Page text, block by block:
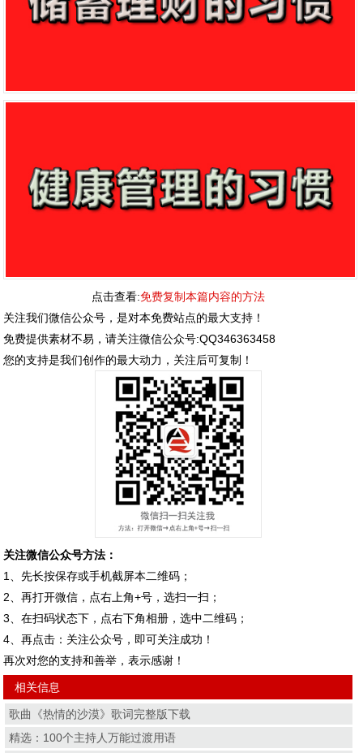
点击查看:免费复制本篇内容的方法
关注我们微信公众号，是对本免费站点的最大支持！
免费提供素材不易，请关注微信公众号:QQ346363458
您的支持是我们创作的最大动力，关注后可复制！
关注微信公众号方法：
1、先长按保存或手机截屏本二维码；
2、再打开微信，点右上角+号，选扫一扫；
3、在扫码状态下，点右下角相册，选中二维码；
4、再点击：关注公众号，即可关注成功！
再次对您的支持和善举，表示感谢！
相关信息
歌曲《热情的沙漠》歌词完整版下载
精选：100个主持人万能过渡用语